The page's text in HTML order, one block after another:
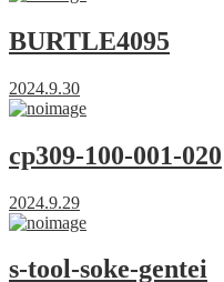
BURTLE4095
2024.9.30
cp309-100-001-020
2024.9.29
s-tool-soke-gentei